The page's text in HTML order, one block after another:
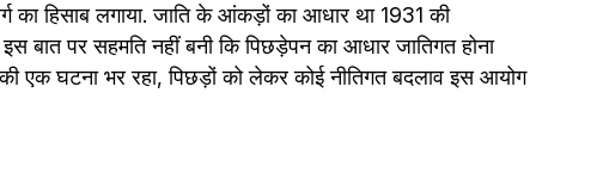
का हिसाब लगाया. जाति के आंकड़ों का आधार था 1931 की
पर सहमति नहीं बनी कि पिछड़ेपन का आधार जातिगत होना
एक घटना भर रहा, पिछड़ों को लेकर कोई नीतिगत बदलाव इस आयोग